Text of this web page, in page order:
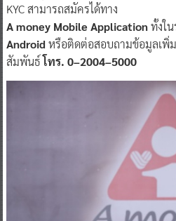
KYC สามารถสมัครได้ทาง
A money Mobile Applicationทั้งใ
Android หรือติดต่อสอบถามข้อมูลเพิ่
สัมพันธ์โทร. 0–2004–5000